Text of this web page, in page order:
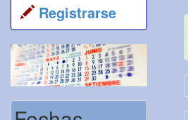
Registrarse